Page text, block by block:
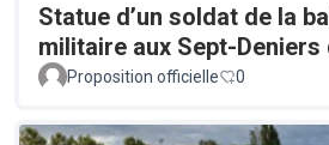
Statue d’un soldat de la
militaire aux Sept-Deniers
Proposition officielle 0